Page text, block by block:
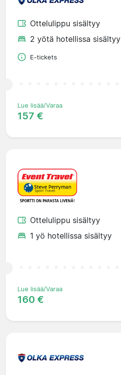
Ottelulippu sisältyy
2 yötä hotellissa sisältyy
E-tickets
Lue lisää/Varaa
157 €
Ottelulippu sisältyy
1 yö hotellissa sisältyy
Lue lisää/Varaa
160 €